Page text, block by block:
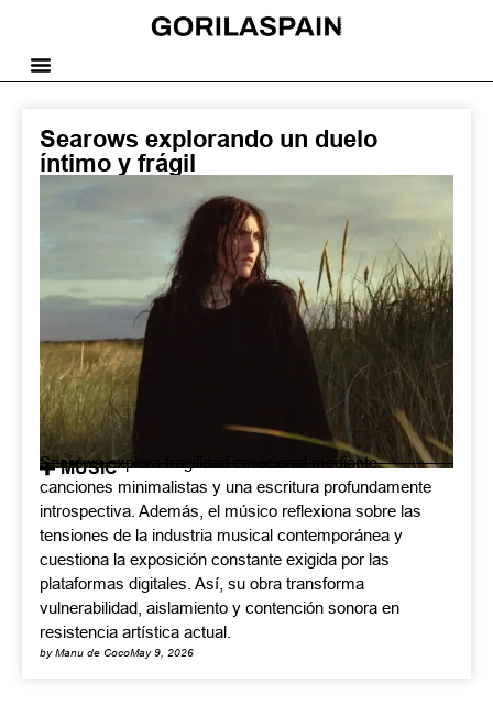
Searows explorando un duelo
íntimo y frágil
MUSIC
Searows explora fragilidad emocional mediante
canciones minimalistas y una escritura profundamente
introspectiva. Además, el músico reflexiona sobre las
tensiones de la industria musical contemporánea y
cuestiona la exposición constante exigida por las
plataformas digitales. Así, su obra transforma
vulnerabilidad, aislamiento y contención sonora en
resistencia artística actual.
by Manu de CocoMay 9, 2026